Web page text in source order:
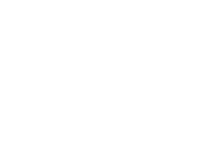
Staat fällt. Ist über das
des Vereins das
eröffnet, so ist dieses
der Verein nach Abschluss
noch Vermögen hat,
eine Liquidation.